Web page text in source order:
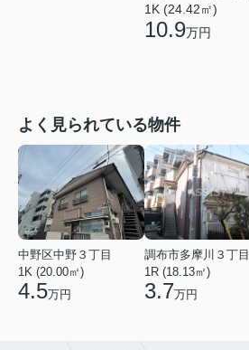
1K (24.42㎡)
10.9万円
よく見られている物件
中野区中野３丁目
1K (20.00㎡)
4.5万円
調布市多摩川３丁目
1R (18.13㎡)
3.7万円